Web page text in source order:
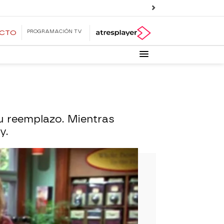
PROGRAMACIÓN TV
reemplazo. Mientras